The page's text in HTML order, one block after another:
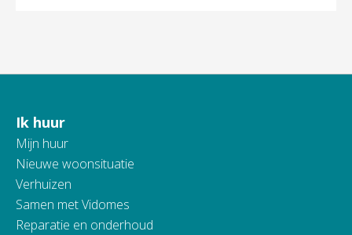
Contactinformatie
Ik huur
Mijn huur
Nieuwe woonsituatie
Verhuizen
Samen met Vidomes
Reparatie en onderhoud